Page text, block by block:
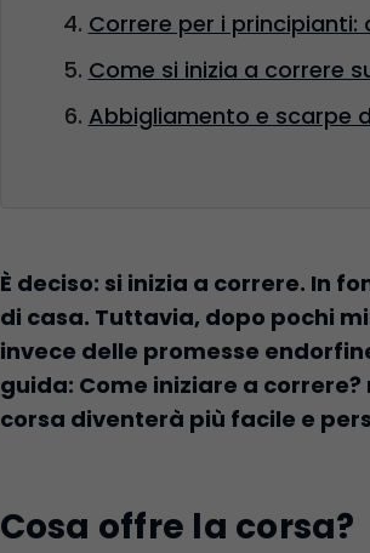
Correre per i principianti:
Come si inizia a correre
Abbigliamento e scarpe
È deciso: si inizia a correre. In
di casa. Tuttavia, dopo pochi
invece delle promesse
guida: Come iniziare a
corsa diventerà più facile e
Cosa offre la corsa?